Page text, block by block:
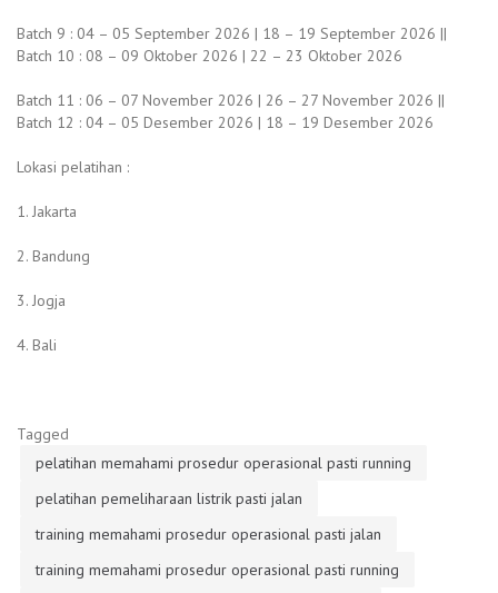
Batch 9 : 04 – 05 September 2026 | 18 – 19 September 2026 ||
Batch 10 : 08 – 09 Oktober 2026 | 22 – 23 Oktober 2026
Batch 11 : 06 – 07 November 2026 | 26 – 27 November 2026 ||
Batch 12 : 04 – 05 Desember 2026 | 18 – 19 Desember 2026
Lokasi pelatihan :
1. Jakarta
2. Bandung
3. Jogja
4. Bali
Tagged
pelatihan memahami prosedur operasional pasti running
pelatihan pemeliharaan listrik pasti jalan
training memahami prosedur operasional pasti jalan
training memahami prosedur operasional pasti running